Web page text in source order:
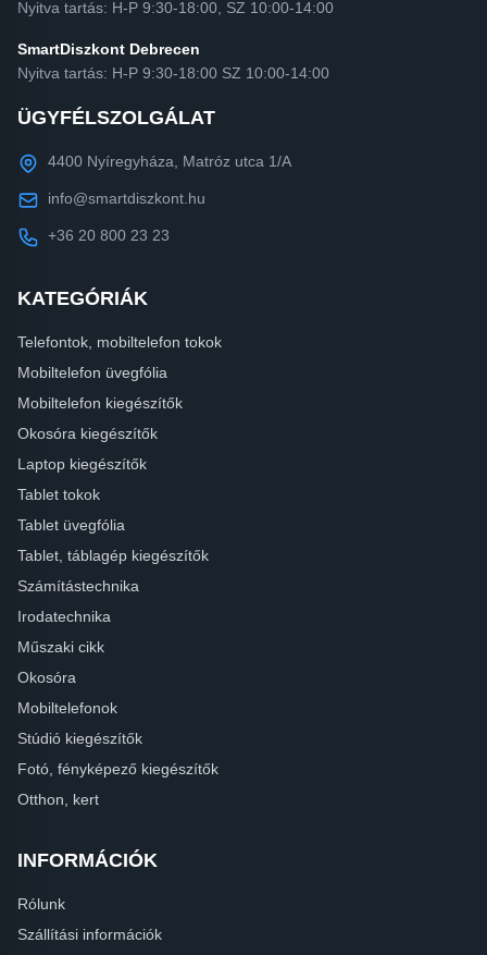
Nyitva tartás: H-P 9:30-18:00, SZ 10:00-14:00
SmartDiszkont Debrecen
Nyitva tartás: H-P 9:30-18:00 SZ 10:00-14:00
ÜGYFÉLSZOLGÁLAT
4400 Nyíregyháza, Matróz utca 1/A
info@smartdiszkont.hu
+36 20 800 23 23
KATEGÓRIÁK
Telefontok, mobiltelefon tokok
Mobiltelefon üvegfólia
Mobiltelefon kiegészítők
Okosóra kiegészítők
Laptop kiegészítők
Tablet tokok
Tablet üvegfólia
Tablet, táblagép kiegészítők
Számítástechnika
Irodatechnika
Műszaki cikk
Okosóra
Mobiltelefonok
Stúdió kiegészítők
Fotó, fényképező kiegészítők
Otthon, kert
INFORMÁCIÓK
Rólunk
Szállítási információk